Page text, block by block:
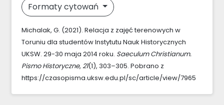
Formaty cytowań
Michalak, G. (2021). Relacja z zajęć terenowych w
Toruniu dla studentów Instytutu Nauk Historycznych
UKSW. 29-30 maja 2014 roku. Saeculum Christianum.
Pismo Historyczne, 21(1), 303–305. Pobrano z
https://czasopisma.uksw.edu.pl/sc/article/view/7965